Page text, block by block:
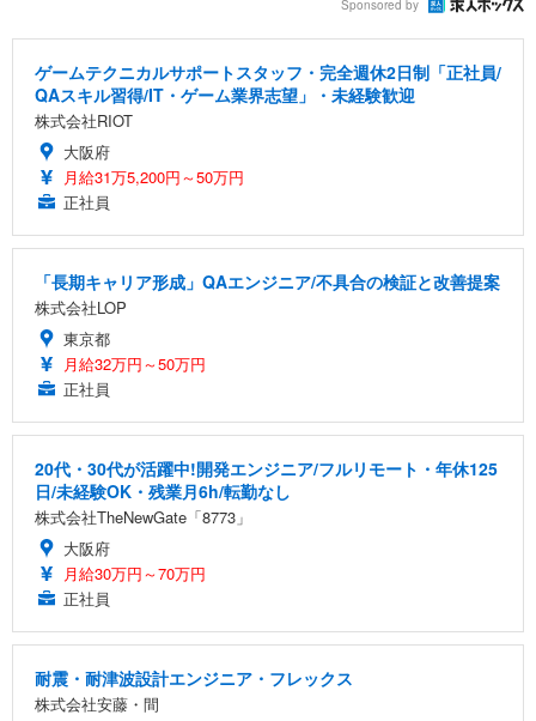
Sponsored by
ゲームテクニカルサポートスタッフ・完全週休2日制「正社員/
QAスキル習得/IT・ゲーム業界志望」・未経験歓迎
株式会社RIOT
大阪府
月給31万5,200円～50万円
正社員
「長期キャリア形成」QAエンジニア/不具合の検証と改善提案
株式会社LOP
東京都
月給32万円～50万円
正社員
20代・30代が活躍中!開発エンジニア/フルリモート・年休125
日/未経験OK・残業月6h/転勤なし
株式会社TheNewGate「8773」
大阪府
月給30万円～70万円
正社員
耐震・耐津波設計エンジニア・フレックス
株式会社安藤・間